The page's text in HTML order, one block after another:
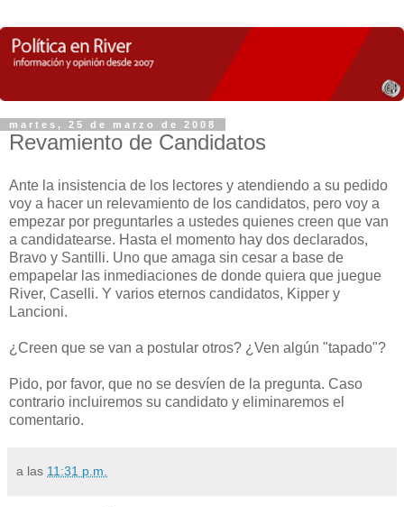
martes, 25 de marzo de 2008
Revamiento de Candidatos
Ante la insistencia de los lectores y atendiendo a su pedido
voy a hacer un relevamiento de los candidatos, pero voy a
empezar por preguntarles a ustedes quienes creen que van
a candidatearse. Hasta el momento hay dos declarados,
Bravo y Santilli. Uno que amaga sin cesar a base de
empapelar las inmediaciones de donde quiera que juegue
River, Caselli. Y varios eternos candidatos, Kipper y
Lancioni.
¿Creen que se van a postular otros? ¿Ven algún "tapado"?
Pido, por favor, que no se desvíen de la pregunta. Caso
contrario incluiremos su candidato y eliminaremos el
comentario.
a las 11:31 p.m.